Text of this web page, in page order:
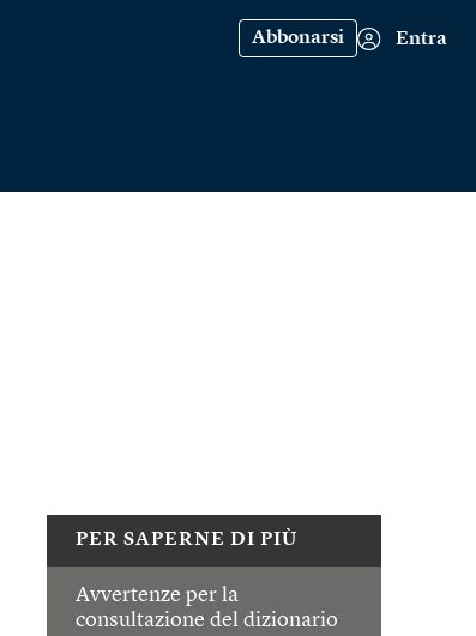
Abbonarsi Entra
PER SAPERNE DI PIÙ
Avvertenze per la
consultazione del dizionario